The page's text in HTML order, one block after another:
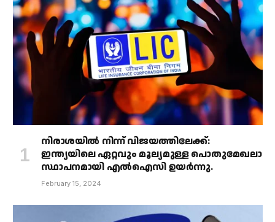
നിരാശയിൽ നിന്ന് വിജയത്തിലേക്ക്:
ഇന്ത്യയിലെ ഏറ്റവും മൂല്യമുള്ള പൊതുമേഖലാ
സ്ഥാപനമായി എൽഐസി ഉയർന്നു.
February 15, 2024